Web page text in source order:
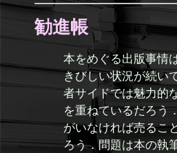
勧進帳
本をめぐる出版事情
きびしい状況が続い
者サイドでは魅力的
を重ねているだろう
がいなければ売るこ
ろう．問題は本の執